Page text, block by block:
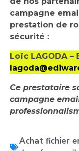
campagne
prestation de
sécurité :
Loïc LAGODA –
Ce prestataire
campagne
Achat fichier